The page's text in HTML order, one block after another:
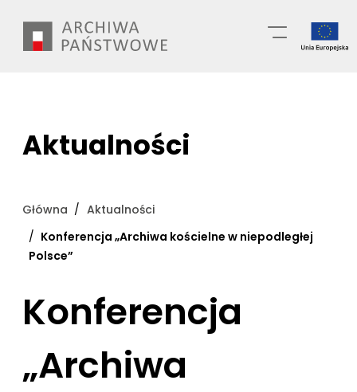
treści
Aktualności
Główna
Aktualności
Konferencja „Archiwa kościelne w niepodległej
Polsce”
Konferencja
„Archiwa